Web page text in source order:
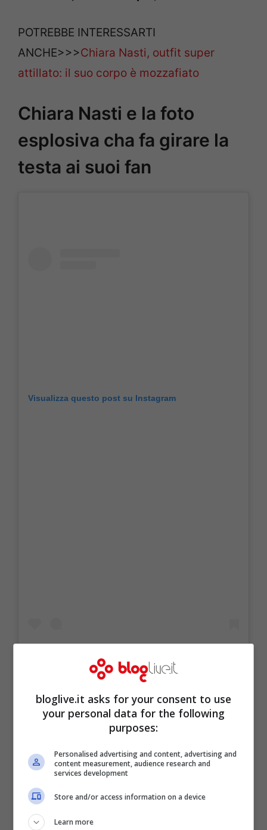
POTREBBE INTERESSARTI
ANCHE>>>Chiara Nasti, outfit super
attillato: il suo corpo è mozzafiato
Chiara Nasti e la foto
esplosiva cha fa girare la
testa ai suoi fan
Visualizza questo post su Instagram
Un post condiviso da Chiara Nasti (@nastilove)
bloglive.it asks for your consent to use
your personal data for the following
purposes:
Personalised advertising and content, advertising and
content measurement, audience research and
services development
Store and/or access information on a device
Learn more